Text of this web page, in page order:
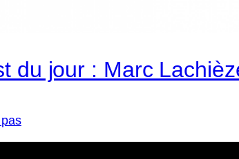
du jour : Marc